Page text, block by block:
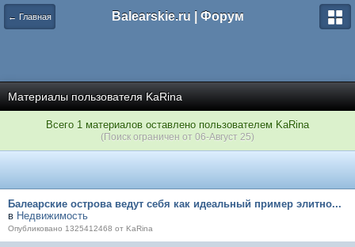
← Главная Balearskie.ru | Форум
Материалы пользователя KaRina
Всего 1 материалов оставлено пользователем KaRina
(Поиск ограничен от 06-Август 25)
Балеарские острова ведут себя как идеальный пример элитно...
в Недвижимость
Опубликовано 1325412468 от KaRina